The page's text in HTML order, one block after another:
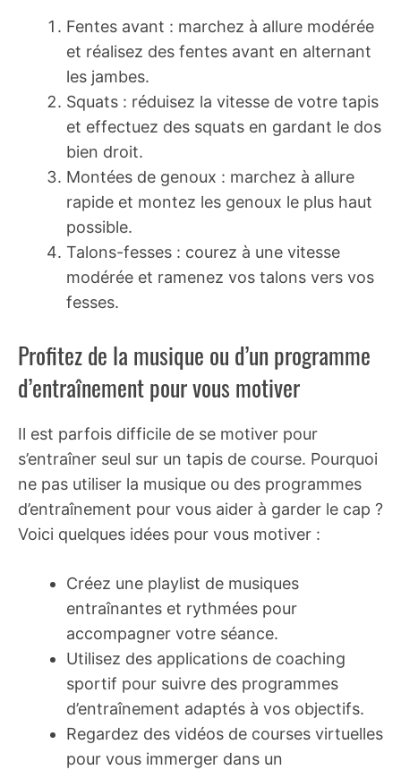
Fentes avant : marchez à allure modérée
et réalisez des fentes avant en alternant
les jambes.
Squats : réduisez la vitesse de votre tapis
et effectuez des squats en gardant le dos
bien droit.
Montées de genoux : marchez à allure
rapide et montez les genoux le plus haut
possible.
Talons-fesses : courez à une vitesse
modérée et ramenez vos talons vers vos
fesses.
Profitez de la musique ou d’un programme
d’entraînement pour vous motiver
Il est parfois difficile de se motiver pour
s’entraîner seul sur un tapis de course. Pourquoi
ne pas utiliser la musique ou des programmes
d’entraînement pour vous aider à garder le cap ?
Voici quelques idées pour vous motiver :
Créez une playlist de musiques
entraînantes et rythmées pour
accompagner votre séance.
Utilisez des applications de coaching
sportif pour suivre des programmes
d’entraînement adaptés à vos objectifs.
Regardez des vidéos de courses virtuelles
pour vous immerger dans un